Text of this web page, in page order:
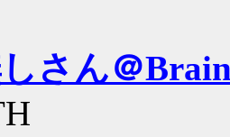
さん＠